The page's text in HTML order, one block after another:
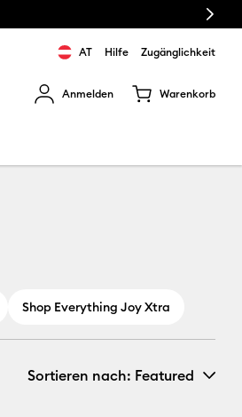
Next
AT Hilfe Zugänglichkeit
Anmelden Warenkorb
Shop Everything Joy Xtra
Sortieren nach: Featured